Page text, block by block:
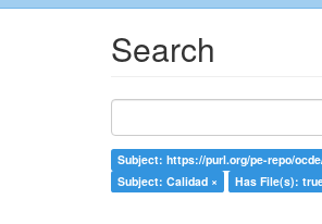
Search
Subject: https://purl.org/pe-repo/
Subject: Calidad ×
Has File(s):